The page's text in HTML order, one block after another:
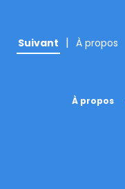
Suivant | À propos
À propos